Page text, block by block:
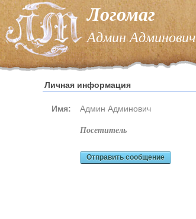
Логомаг
Админ Админович
Личная информация
Имя: Админ Админович
посетитель
Отправить сообщение